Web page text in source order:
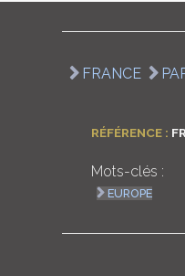
FRANCE
RÉFÉRENCE :
Mots-clés :
EUROPE